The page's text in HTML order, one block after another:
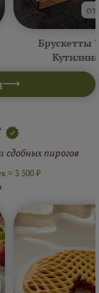
Брускетты
пирогов
≈ 3 500 ₽